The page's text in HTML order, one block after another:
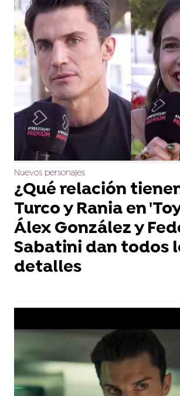
Nuevos personajes
¿Qué relación
Turco y Rania en
Álex González y
Sabatini dan todos
detalles